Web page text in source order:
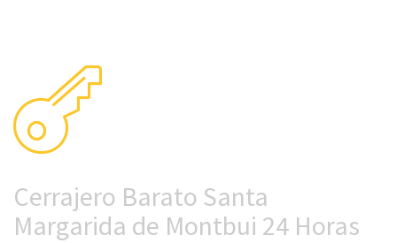
Cerrajero Barato Santa
Margarida de Montbui 24 Horas